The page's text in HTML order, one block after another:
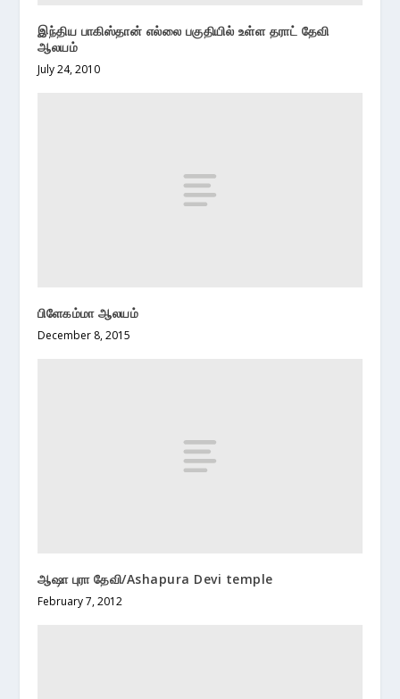
இந்திய பாகிஸ்தான் எல்லை பகுதியில் உள்ள தராட் தேவி
ஆலயம்
July 24, 2010
பிளேகம்மா ஆலயம்
December 8, 2015
ஆஷா புரா தேவி/Ashapura Devi temple
February 7, 2012